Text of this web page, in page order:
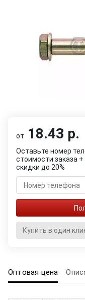
от 18.43 р.
Оставьте номер
стоимости заказа
скидки до 20%
Купить в один
Оптовая цена